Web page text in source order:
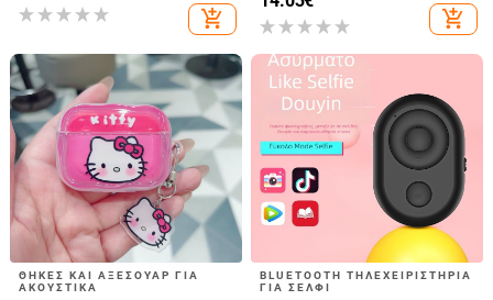
add_shopping_cart
αντιολισθητική προστατευτική
θήκη για Power Bank
add_shopping_cart
ΘΉΚΕΣ ΚΑΙ ΑΞΕΣΟΥΆΡ ΓΙΑ
ΑΚΟΥΣΤΙΚΆ
BLUETOOTH ΤΗΛΕΧΕΙΡΙΣΤΉΡΙΑ
ΓΙΑ ΣΈΛΦΙ